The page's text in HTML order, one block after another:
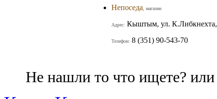
Непоседа , магазин
Адрес: Кыштым, ул.
Телефон: 8 (351) 90-543-70
Не нашли то что ищете?